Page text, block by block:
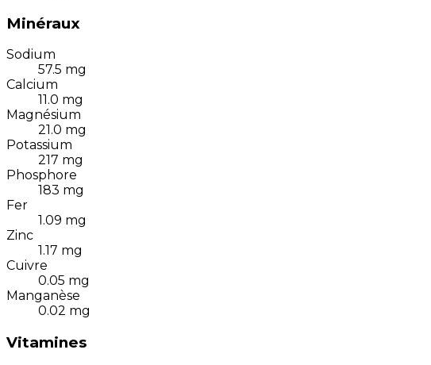
Minéraux
Sodium
57.5 mg
Calcium
11.0 mg
Magnésium
21.0 mg
Potassium
217 mg
Phosphore
183 mg
Fer
1.09 mg
Zinc
1.17 mg
Cuivre
0.05 mg
Manganèse
0.02 mg
Vitamines